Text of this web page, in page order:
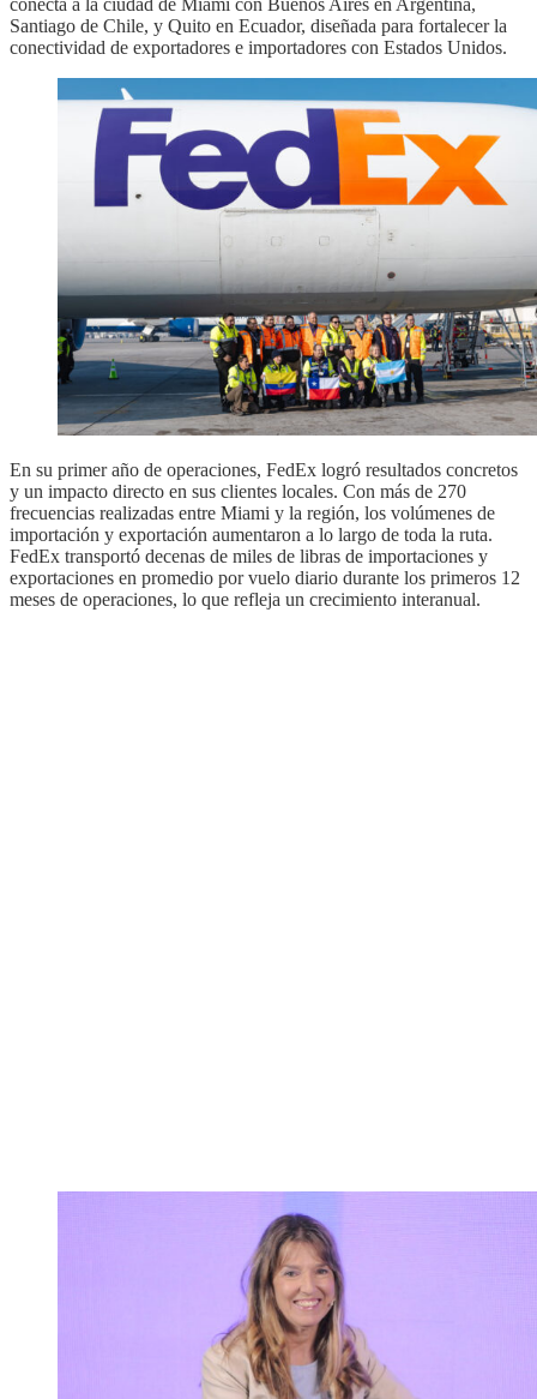
Santiago de Chile, y Quito en Ecuador, diseñada para fortalecer la
conectividad de exportadores e importadores con Estados Unidos.
En su primer año de operaciones, FedEx logró resultados concretos
y un impacto directo en sus clientes locales. Con más de 270
frecuencias realizadas entre Miami y la región, los volúmenes de
importación y exportación aumentaron a lo largo de toda la ruta.
FedEx transportó decenas de miles de libras de importaciones y
exportaciones en promedio por vuelo diario durante los primeros 12
meses de operaciones, lo que refleja un crecimiento interanual.